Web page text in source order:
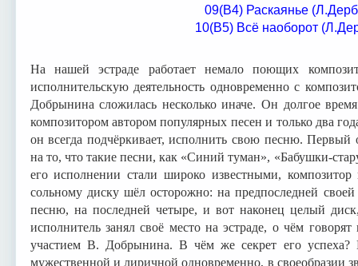
09(В4) Раскаянье
10(В5) Всё наоборот
На нашей эстраде работает немало поющих
исполнительскую деятельность одновременно с
Добрынина сложилась несколько иначе. Он долгое
композитором автором популярных песен и только два
он всегда подчёркивает, исполнить свою песню. Первый
на то, что такие песни, как «Синий туман», «Бабушки-
его исполнении стали широко известными,
сольному диску шёл осторожно: на предпоследней
песню, на последней четыре, и вот наконец целый
исполнитель занял своё место на эстраде, о чём
участием В. Добрынина. В чём же секрет его
мужественной и лиричной одновременно, в своеобразии